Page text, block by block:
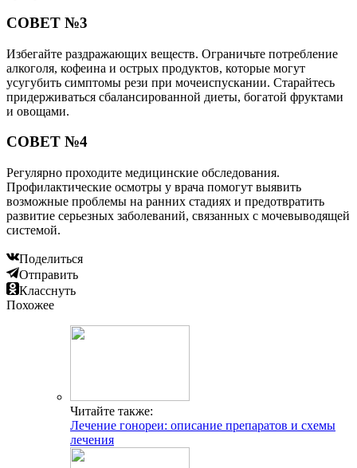
СОВЕТ №3
Избегайте раздражающих веществ. Ограничьте потребление
алкоголя, кофеина и острых продуктов, которые могут
усугубить симптомы рези при мочеиспускании. Старайтесь
придерживаться сбалансированной диеты, богатой фруктами
и овощами.
СОВЕТ №4
Регулярно проходите медицинские обследования.
Профилактические осмотры у врача помогут выявить
возможные проблемы на ранних стадиях и предотвратить
развитие серьезных заболеваний, связанных с мочевыводящей
системой.
Поделиться
Отправить
Класснуть
Похожее
Читайте также:
Лечение гонореи: описание препаратов и схемы
лечения